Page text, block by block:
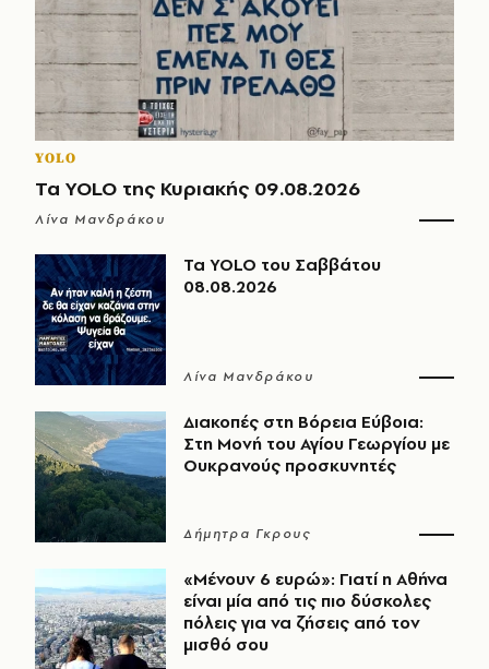
YOLO
Τα YOLO της Κυριακής 09.08.2026
Λίνα Μανδράκου
Τα YOLO του Σαββάτου
08.08.2026
Λίνα Μανδράκου
Διακοπές στη Βόρεια Εύβοια:
Στη Μονή του Αγίου Γεωργίου με
Ουκρανούς προσκυνητές
Δήμητρα Γκρους
«Μένουν 6 ευρώ»: Γιατί η Αθήνα
είναι μία από τις πιο δύσκολες
πόλεις για να ζήσεις από τον
μισθό σου